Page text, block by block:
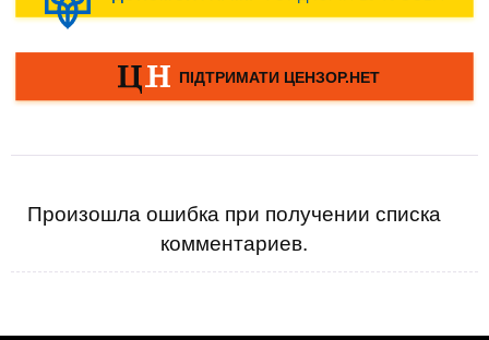
Произошла ошибка при получении списка
комментариев.